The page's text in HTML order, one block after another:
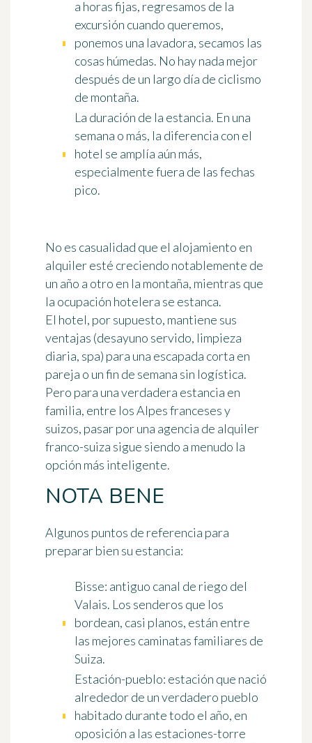
a horas fijas, regresamos de la
excursión cuando queremos,
ponemos una lavadora, secamos las
cosas húmedas. No hay nada mejor
después de un largo día de ciclismo
de montaña.
La duración de la estancia. En una
semana o más, la diferencia con el
hotel se amplía aún más,
especialmente fuera de las fechas
pico.
No es casualidad que el alojamiento en
alquiler esté creciendo notablemente de
un año a otro en la montaña, mientras que
la ocupación hotelera se estanca.
El hotel, por supuesto, mantiene sus
ventajas (desayuno servido, limpieza
diaria, spa) para una escapada corta en
pareja o un fin de semana sin logística.
Pero para una verdadera estancia en
familia, entre los Alpes franceses y
suizos, pasar por una agencia de alquiler
franco-suiza sigue siendo a menudo la
opción más inteligente.
NOTA BENE
Algunos puntos de referencia para
preparar bien su estancia:
Bisse: antiguo canal de riego del
Valais. Los senderos que los
bordean, casi planos, están entre
las mejores caminatas familiares de
Suiza.
Estación-pueblo: estación que nació
alrededor de un verdadero pueblo
habitado durante todo el año, en
oposición a las estaciones-torre